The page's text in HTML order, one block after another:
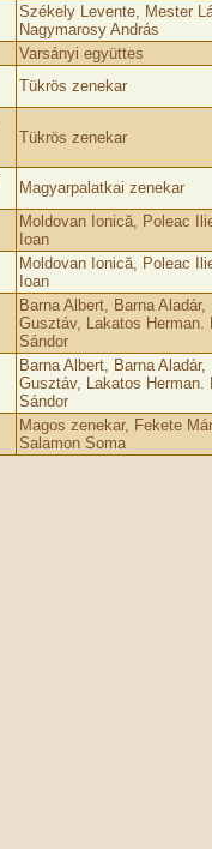
Székely Levente, Mester
Nagymarosy András
Varsányi együttes
Tükrös zenekar
Tükrös zenekar
Magyarpalatkai zenekar
Moldovan Ionică, Poleac
Ioan
Moldovan Ionică, Poleac
Ioan
Barna Albert, Barna Aladár,
Gusztáv, Lakatos Herman.
Sándor
Barna Albert, Barna Aladár,
Gusztáv, Lakatos Herman.
Sándor
Magos zenekar, Fekete
Salamon Soma